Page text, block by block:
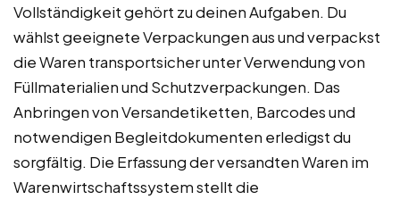
Vollständigkeit gehört zu deinen Aufgaben. Du
wählst geeignete Verpackungen aus und verpackst
die Waren transportsicher unter Verwendung von
Füllmaterialien und Schutzverpackungen. Das
Anbringen von Versandetiketten, Barcodes und
notwendigen Begleitdokumenten erledigst du
sorgfältig. Die Erfassung der versandten Waren im
Warenwirtschaftssystem stellt die